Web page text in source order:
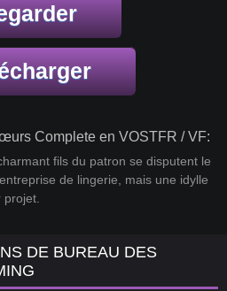
Complete en VOSTFR / VF:
fils du patron se disputent le
de lingerie, mais une idylle
projet.
DE BUREAU DES